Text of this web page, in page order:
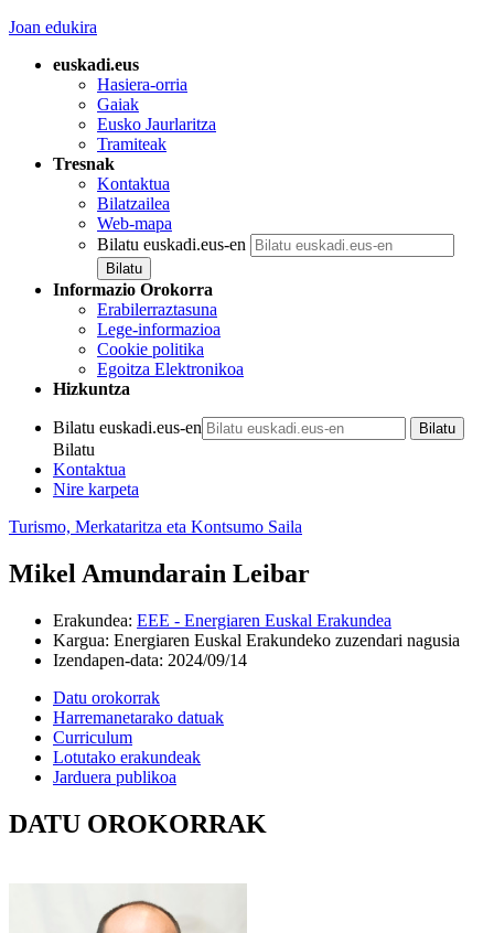
Joan edukira
euskadi.eus
Hasiera-orria
Gaiak
Eusko Jaurlaritza
Tramiteak
Tresnak
Kontaktua
Bilatzailea
Web-mapa
Bilatu euskadi.eus-en
Informazio Orokorra
Erabilerraztasuna
Lege-informazioa
Cookie politika
Egoitza Elektronikoa
Hizkuntza
Bilatu euskadi.eus-en
Bilatu
Kontaktua
Nire karpeta
Turismo, Merkataritza eta Kontsumo Saila
Mikel Amundarain Leibar
Erakundea: EEE - Energiaren Euskal Erakundea
Kargua: Energiaren Euskal Erakundeko zuzendari nagusia
Izendapen-data: 2024/09/14
Datu orokorrak
Harremanetarako datuak
Curriculum
Lotutako erakundeak
Jarduera publikoa
DATU OROKORRAK